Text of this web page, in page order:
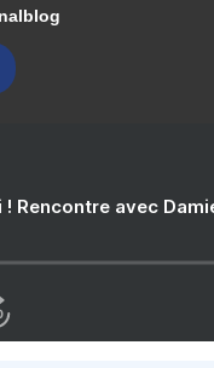
Rencontre avec